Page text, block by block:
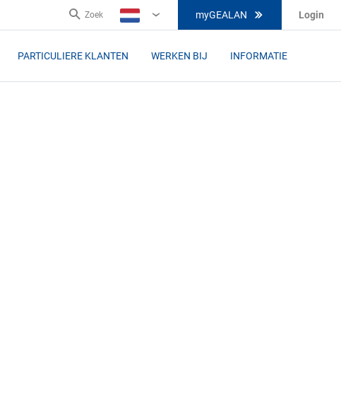
Zoek
NL
myGEALAN Login
PARTICULIERE KLANTEN WERKEN BIJ INFORMATIE